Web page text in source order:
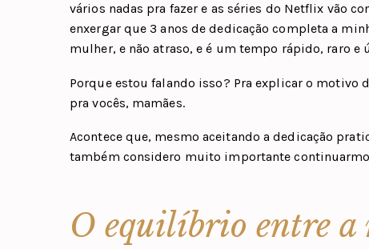
vários nadas pra fazer e as séries do Netflix vão
enxergar que 3 anos de dedicação completa a
mulher, e não atraso, e é um tempo rápido, raro e
Porque estou falando isso? Pra explicar o
pra vocês, mamães.
Acontece que, mesmo aceitando a dedicação
também considero muito importante
O equilíbrio entre a